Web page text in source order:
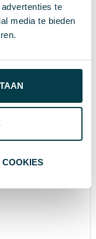
te
media te bieden
TPE